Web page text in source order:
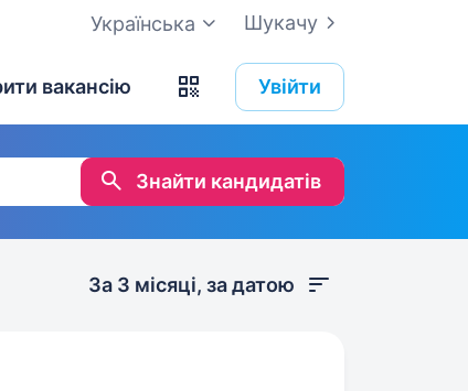
Шукачу
Українська
вакансію Увійти
Знайти кандидатів
За 3 місяці, за датою